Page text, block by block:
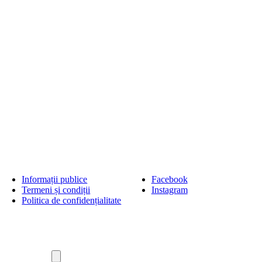
Informații publice
Termeni și condiții
Politica de confidențialitate
Facebook
Instagram